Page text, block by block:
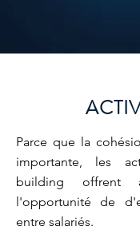
Parce que la
importante, les
building offrent
l'opportunité de
entre salariés.